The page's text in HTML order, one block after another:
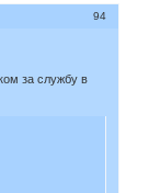
94
за службу в